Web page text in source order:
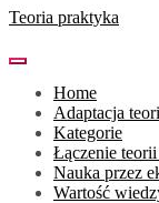
Teoria praktyka
Home
Adaptacja
Kategorie
Łączenie teorii
Nauka przez
Wartość